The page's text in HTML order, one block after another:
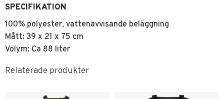
SPECIFIKATION
100% polyester, vattenavvisande beläggning
Mått: 39 x 21 x 75 cm
Volym: Ca 88 liter
Relaterade produkter